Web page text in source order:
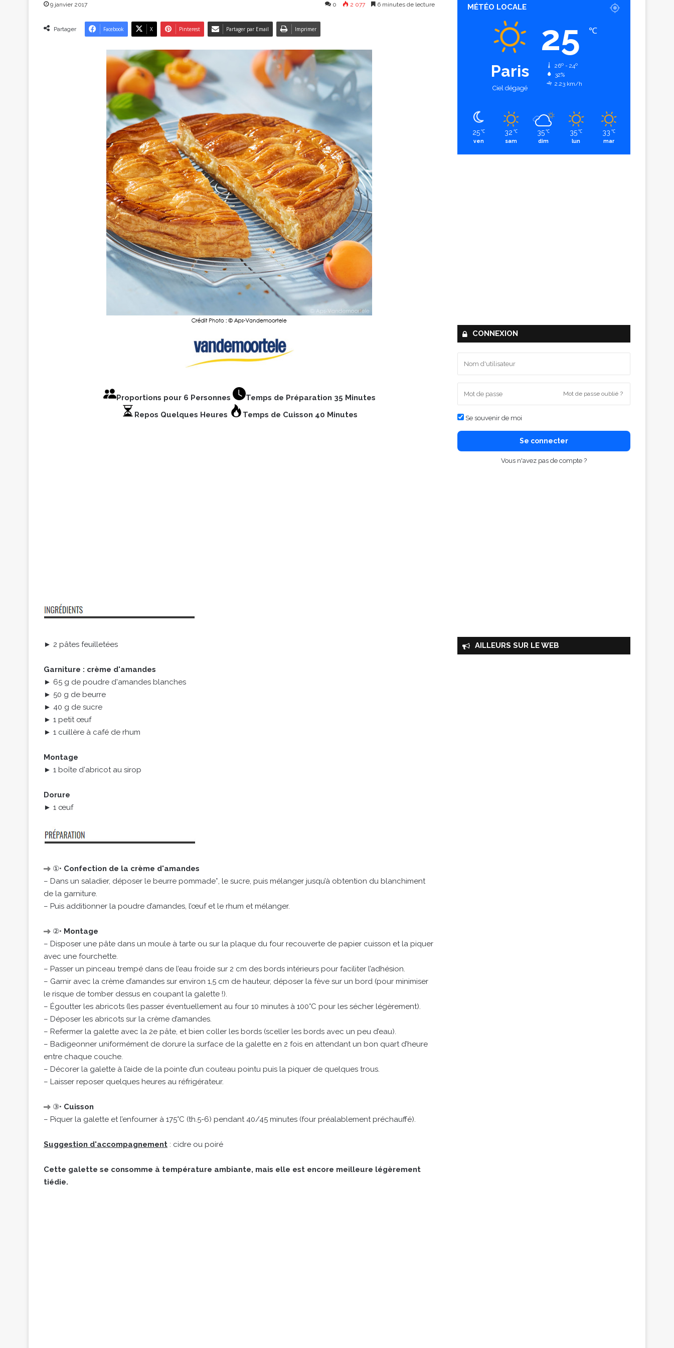
9 janvier 2017 0 2 077 6 minutes de lecture
Partager Facebook X Pinterest Partager par Email Imprimer
Proportions pour 6 Personnes
Temps de Préparation 35 Minutes
Repos Quelques Heures
Temps de Cuisson 40 Minutes
► 2 pâtes feuilletées
Garniture : crème d'amandes
► 65 g de poudre d'amandes blanches
► 50 g de beurre
► 40 g de sucre
► 1 petit œuf
► 1 cuillère à café de rhum
Montage
► 1 boîte d'abricot au sirop
Dorure
► 1 œuf
①• Confection de la crème d'amandes
– Dans un saladier, déposer le beurre pommade*, le sucre, puis mélanger jusqu’à obtention du blanchiment
de la garniture.
– Puis additionner la poudre d’amandes, l’œuf et le rhum et mélanger.
②• Montage
– Disposer une pâte dans un moule à tarte ou sur la plaque du four recouverte de papier cuisson et la piquer
avec une fourchette.
– Passer un pinceau trempé dans de l’eau froide sur 2 cm des bords intérieurs pour faciliter l’adhésion.
– Garnir avec la crème d’amandes sur environ 1,5 cm de hauteur, déposer la fève sur un bord (pour minimiser
le risque de tomber dessus en coupant la galette !).
– Égoutter les abricots (les passer éventuellement au four 10 minutes à 100°C pour les sécher légèrement).
– Déposer les abricots sur la crème d’amandes.
– Refermer la galette avec la 2e pâte, et bien coller les bords (sceller les bords avec un peu d’eau).
– Badigeonner uniformément de dorure la surface de la galette en 2 fois en attendant un bon quart d’heure
entre chaque couche.
– Décorer la galette à l’aide de la pointe d’un couteau pointu puis la piquer de quelques trous.
– Laisser reposer quelques heures au réfrigérateur.
③• Cuisson
– Piquer la galette et l’enfourner à 175°C (th.5-6) pendant 40/45 minutes (four préalablement préchauffé).
Suggestion d'accompagnement : cidre ou poiré
Cette galette se consomme à température ambiante, mais elle est encore meilleure légèrement
tiédie.
MÉTÉO LOCALE
Paris
Ciel dégagé
25 ℃
26º - 24º
32%
2.23 km/h
25 ℃
ven
32 ℃
sam
35 ℃
dim
35 ℃
lun
33 ℃
mar
CONNEXION
Mot de passe oublié ?
Se souvenir de moi
Se connecter
Vous n'avez pas de compte ?
AILLEURS SUR LE WEB